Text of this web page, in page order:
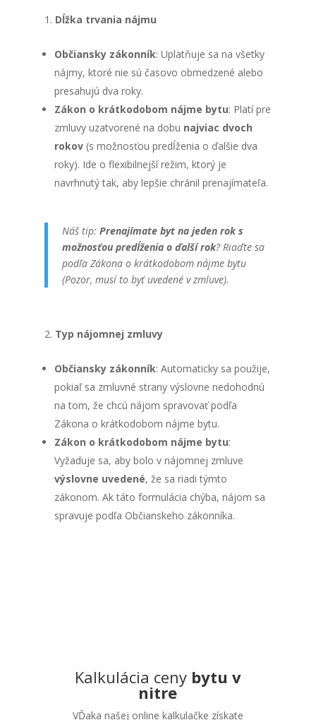
Dĺžka trvania nájmu
Občiansky zákonník: Uplatňuje sa na všetky
nájmy, ktoré nie sú časovo obmedzené alebo
presahujú dva roky.
Zákon o krátkodobom nájme bytu: Platí pre
zmluvy uzatvorené na dobu najviac dvoch
rokov(s možnosťou predĺženia o ďalšie dva
roky). Ide o flexibilnejší režim, ktorý je
navrhnutý tak, aby lepšie chránil prenajímateľa.
Náš tip: Prenajímate byt na jeden rok s
možnosťou predĺženia o ďalší rok? Riaďte sa
podľa Zákona o krátkodobom nájme bytu
(Pozor, musí to byť uvedené v zmluve).
Typ nájomnej zmluvy
Občiansky zákonník: Automaticky sa použije,
pokiaľ sa zmluvné strany výslovne nedohodnú
na tom, že chcú nájom spravovať podľa
Zákona o krátkodobom nájme bytu.
Zákon o krátkodobom nájme bytu:
Vyžaduje sa, aby bolo v nájomnej zmluve
výslovne uvedené, že sa riadi týmto
zákonom. Ak táto formulácia chýba, nájom sa
spravuje podľa Občianskeho zákonníka.
Kalkulácia ceny bytu v
nitre
VĎaka našej online kalkulačke získate